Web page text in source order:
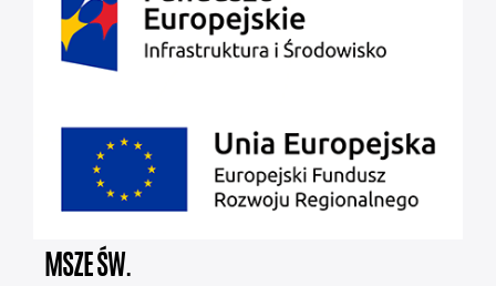
MSZE ŚW.